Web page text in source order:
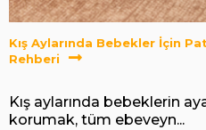
Kış Aylarında Bebekler İçin
Rehberi
Kış aylarında bebeklerin
korumak, tüm ebeveyn...